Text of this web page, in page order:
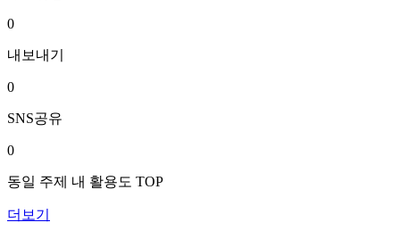
0
내보내기
0
SNS공유
0
동일 주제 내 활용도 TOP
더보기